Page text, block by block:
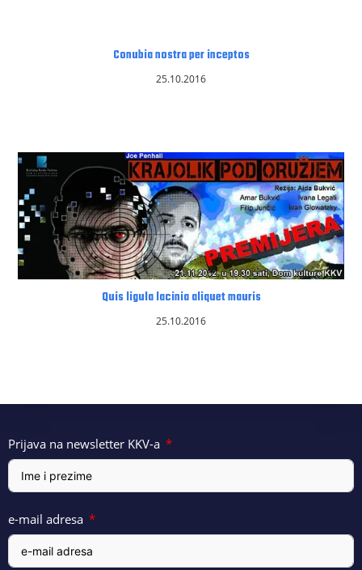
Conubia nostra per inceptos
25.10.2016
Quis ligula lacinia aliquet mauris
25.10.2016
Prijava na newsletter KKV-a
e-mail adresa